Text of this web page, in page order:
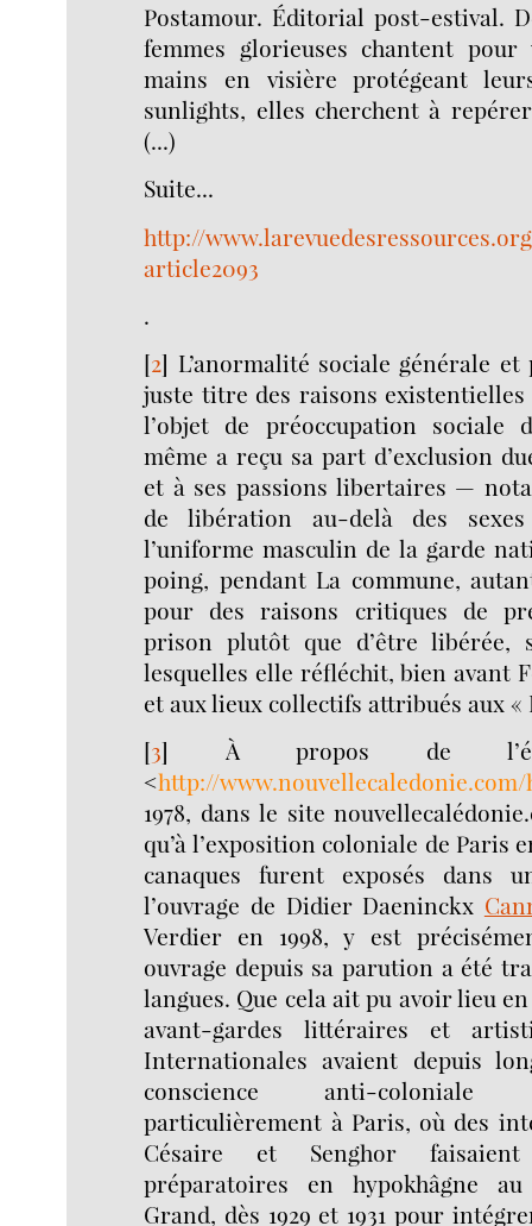
Postamour. Éditorial post-estival.
femmes glorieuses chantent
mains en visière protégeant
sunlights, elles cherchent à
(...)
Suite...
http://
article2093
.
[2] L’anormalité sociale générale
juste titre des raisons existentielles
l’objet de préoccupation sociale
même a reçu sa part d’exclusion
et à ses passions libertaires —
de libération au-delà des
l’uniforme masculin de la garde
poing, pendant La commune,
pour des raisons critiques de
prison plutôt que d’être libérée,
lesquelles elle réfléchit, bien avant
et aux lieux collectifs attribués aux «
[3] À propos de
<http://www.nouvellecaledonie.com/
1978, dans le site
qu’à l’exposition coloniale de Paris
canaques furent exposés dans
l’ouvrage de Didier Daeninckx
Verdier en 1998, y est
ouvrage depuis sa parution a été
langues. Que cela ait pu avoir lieu en
avant-gardes littéraires et
Internationales avaient depuis
conscience anti-
particulièrement à Paris, où des
Césaire et Senghor
préparatoires en hypokhâgne
Grand, dès 1929 et 1931 pour